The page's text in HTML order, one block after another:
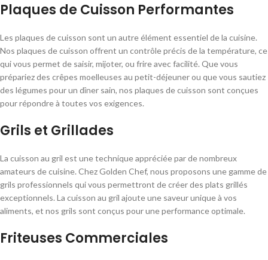
Plaques de Cuisson Performantes
Les plaques de cuisson sont un autre élément essentiel de la cuisine.
Nos plaques de cuisson offrent un contrôle précis de la température, ce
qui vous permet de saisir, mijoter, ou frire avec facilité. Que vous
prépariez des crêpes moelleuses au petit-déjeuner ou que vous sautiez
des légumes pour un dîner sain, nos plaques de cuisson sont conçues
pour répondre à toutes vos exigences.
Grils et Grillades
La cuisson au gril est une technique appréciée par de nombreux
amateurs de cuisine. Chez Golden Chef, nous proposons une gamme de
grils professionnels qui vous permettront de créer des plats grillés
exceptionnels. La cuisson au gril ajoute une saveur unique à vos
aliments, et nos grils sont conçus pour une performance optimale.
Friteuses Commerciales